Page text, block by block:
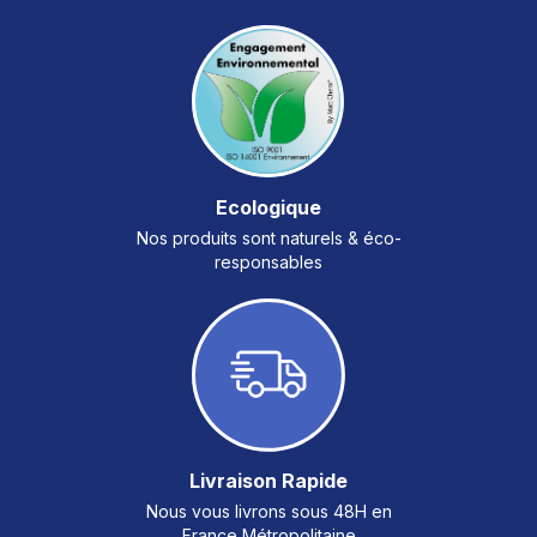
Ecologique
Nos produits sont naturels & éco-
responsables
Livraison Rapide
Nous vous livrons sous 48H en